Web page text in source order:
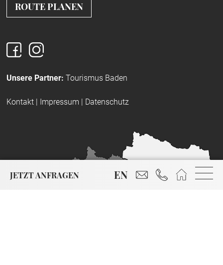
Startseite
+43 2252 86799
EN
JETZT ANFRAGEN
ROUTE PLANEN
Unsere Partner: Tourismus Baden
Kontakt | Impressum | Datenschutz